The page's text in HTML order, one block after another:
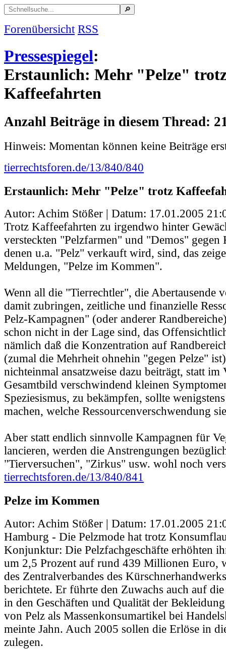
Forenübersicht RSS
Pressespiegel:
Erstaunlich: Mehr "Pelze"
Kaffeefahrten
Anzahl Beiträge in diesem Thread:
Hinweis: Momentan können keine Beiträge
tierrechtsforen.de/13/840/840
Erstaunlich: Mehr "Pelze" trotz
Autor: Achim Stößer | Datum: 17.01.2005
Trotz Kaffeefahrten zu irgendwo hinter
versteckten "Pelzfarmen" und "Demos" gegen
denen u.a. "Pelz" verkauft wird, sind, das
Meldungen, "Pelze im Kommen".
Wenn all die "Tierrechtler", die Abertausende
damit zubringen, zeitliche und finanzielle
Pelz-Kampagnen" (oder anderer
schon nicht in der Lage sind, das
nämlich daß die Konzentration auf
(zumal die Mehrheit ohnehin "gegen Pelze"
nichteinmal ansatzweise dazu beiträgt, statt im
Gesamtbild verschwindend kleinen
Speziesismus, zu bekämpfen, sollte
machen, welche Ressourcenverschwendung
Aber statt endlich sinnvolle Kampagnen für
lancieren, werden die Anstrengungen
"Tierversuchen", "Zirkus" usw. wohl noch
tierrechtsforen.de/13/840/841
Pelze im Kommen
Autor: Achim Stößer | Datum: 17.01.2005
Hamburg - Die Pelzmode hat trotz
Konjunktur: Die Pelzfachgeschäfte erhöhten
um 2,5 Prozent auf rund 439 Millionen Euro,
des Zentralverbandes des
berichtete. Er führte den Zuwachs auch auf
in den Geschäften und Qualität der
von Pelz als Massenkonsumartikel bei
meinte Jahn. Auch 2005 sollen die Erlöse in
zulegen.